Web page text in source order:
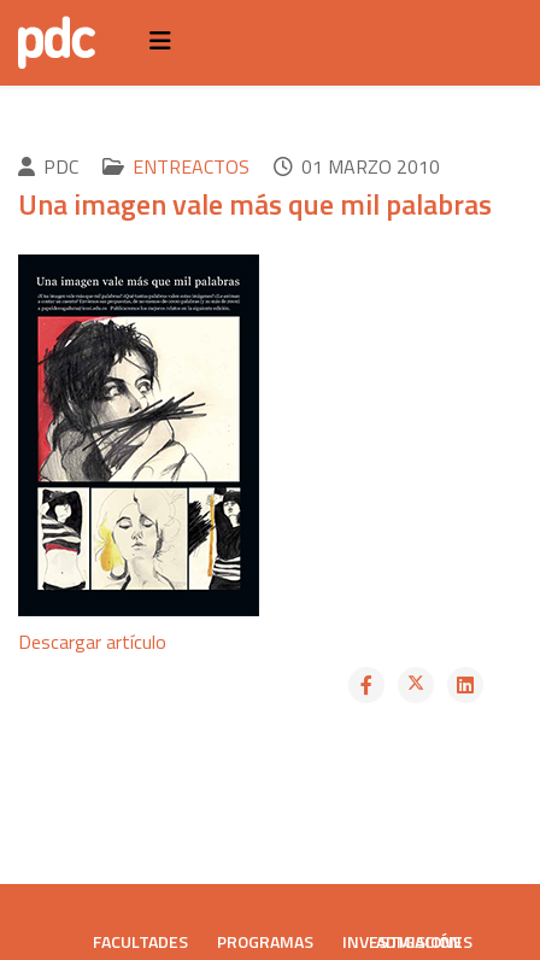
PDC ENTREACTOS 01 MARZO 2010
Una imagen vale más que mil palabras
Descargar artículo
FACULTADES PROGRAMAS INVESTIGACIÓN
ADMISIONES